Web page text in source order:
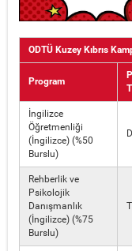
ODTÜ Kuzey Kıbrıs
Program
İngilizce
Öğretmenliği
(İngilizce) (%50
Burslu)
Rehberlik ve
Psikolojik
Danışmanlık
(İngilizce) (%75
Burslu)